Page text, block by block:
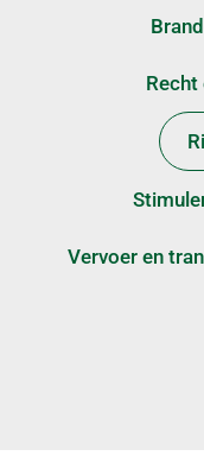
Recht
Vervoer en